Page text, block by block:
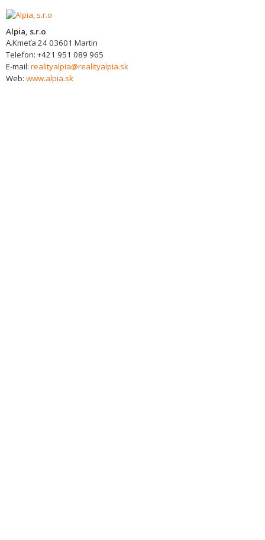
Alpia, s.r.o
A.Kmeťa 2403601 Martin
Telefon: +421 951 089 965
E-mail: realityalpia@realityalpia.sk
Web: www.alpia.sk